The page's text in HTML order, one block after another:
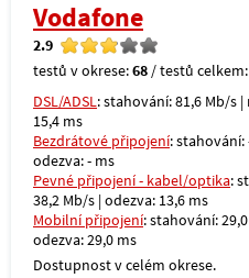
Vodafone
2.9
testů v okrese:68 / testů celkem:
DSL/ADSL: stahování: 81,6 Mb/s
15,4 ms
Bezdrátové připojení: stahování:
odezva: - ms
Pevné připojení - kabel/optika:
38,2 Mb/s | odezva: 13,6 ms
Mobilní připojení: stahování:
odezva: 29,0 ms
Dostupnost v celém okrese.